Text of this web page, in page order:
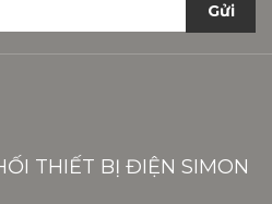
Gửi
THIẾT BỊ ĐIỆN SIMON